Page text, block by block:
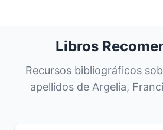
Libros
Recursos bibliográficos
apellidos de Argelia,